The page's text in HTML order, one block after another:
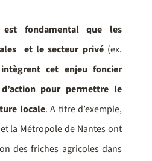
fondamental que les
et le secteur privé(ex.
intègrent cet enjeu foncier
pour permettre le
locale. A titre d’exemple,
la Métropole de Nantes ont
des friches agricoles dans